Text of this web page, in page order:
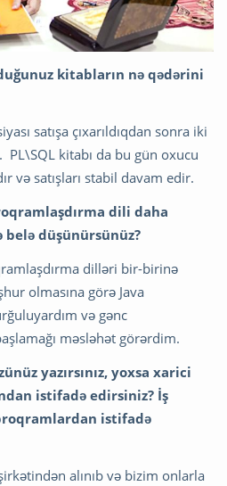
kitabların nə qədərini
satışa çıxarıldıqdan sonra iki
PL\SQL kitabı da bu gün oxucu
və satışları stabil davam edir.
dili daha
belə düşünürsünüz?
dilləri bir-birinə
olmasına görə Java
və gənc
məsləhət görərdim.
yazırsınız, yoxsa xarici
istifadə edirsiniz? İş
istifadə
alınıb və bizim onlarla